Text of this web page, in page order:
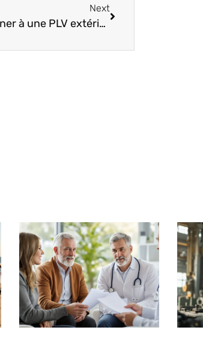
Next
Quels sont les bénéfices de retourner à une PLV extérieure pour votre entreprise ?